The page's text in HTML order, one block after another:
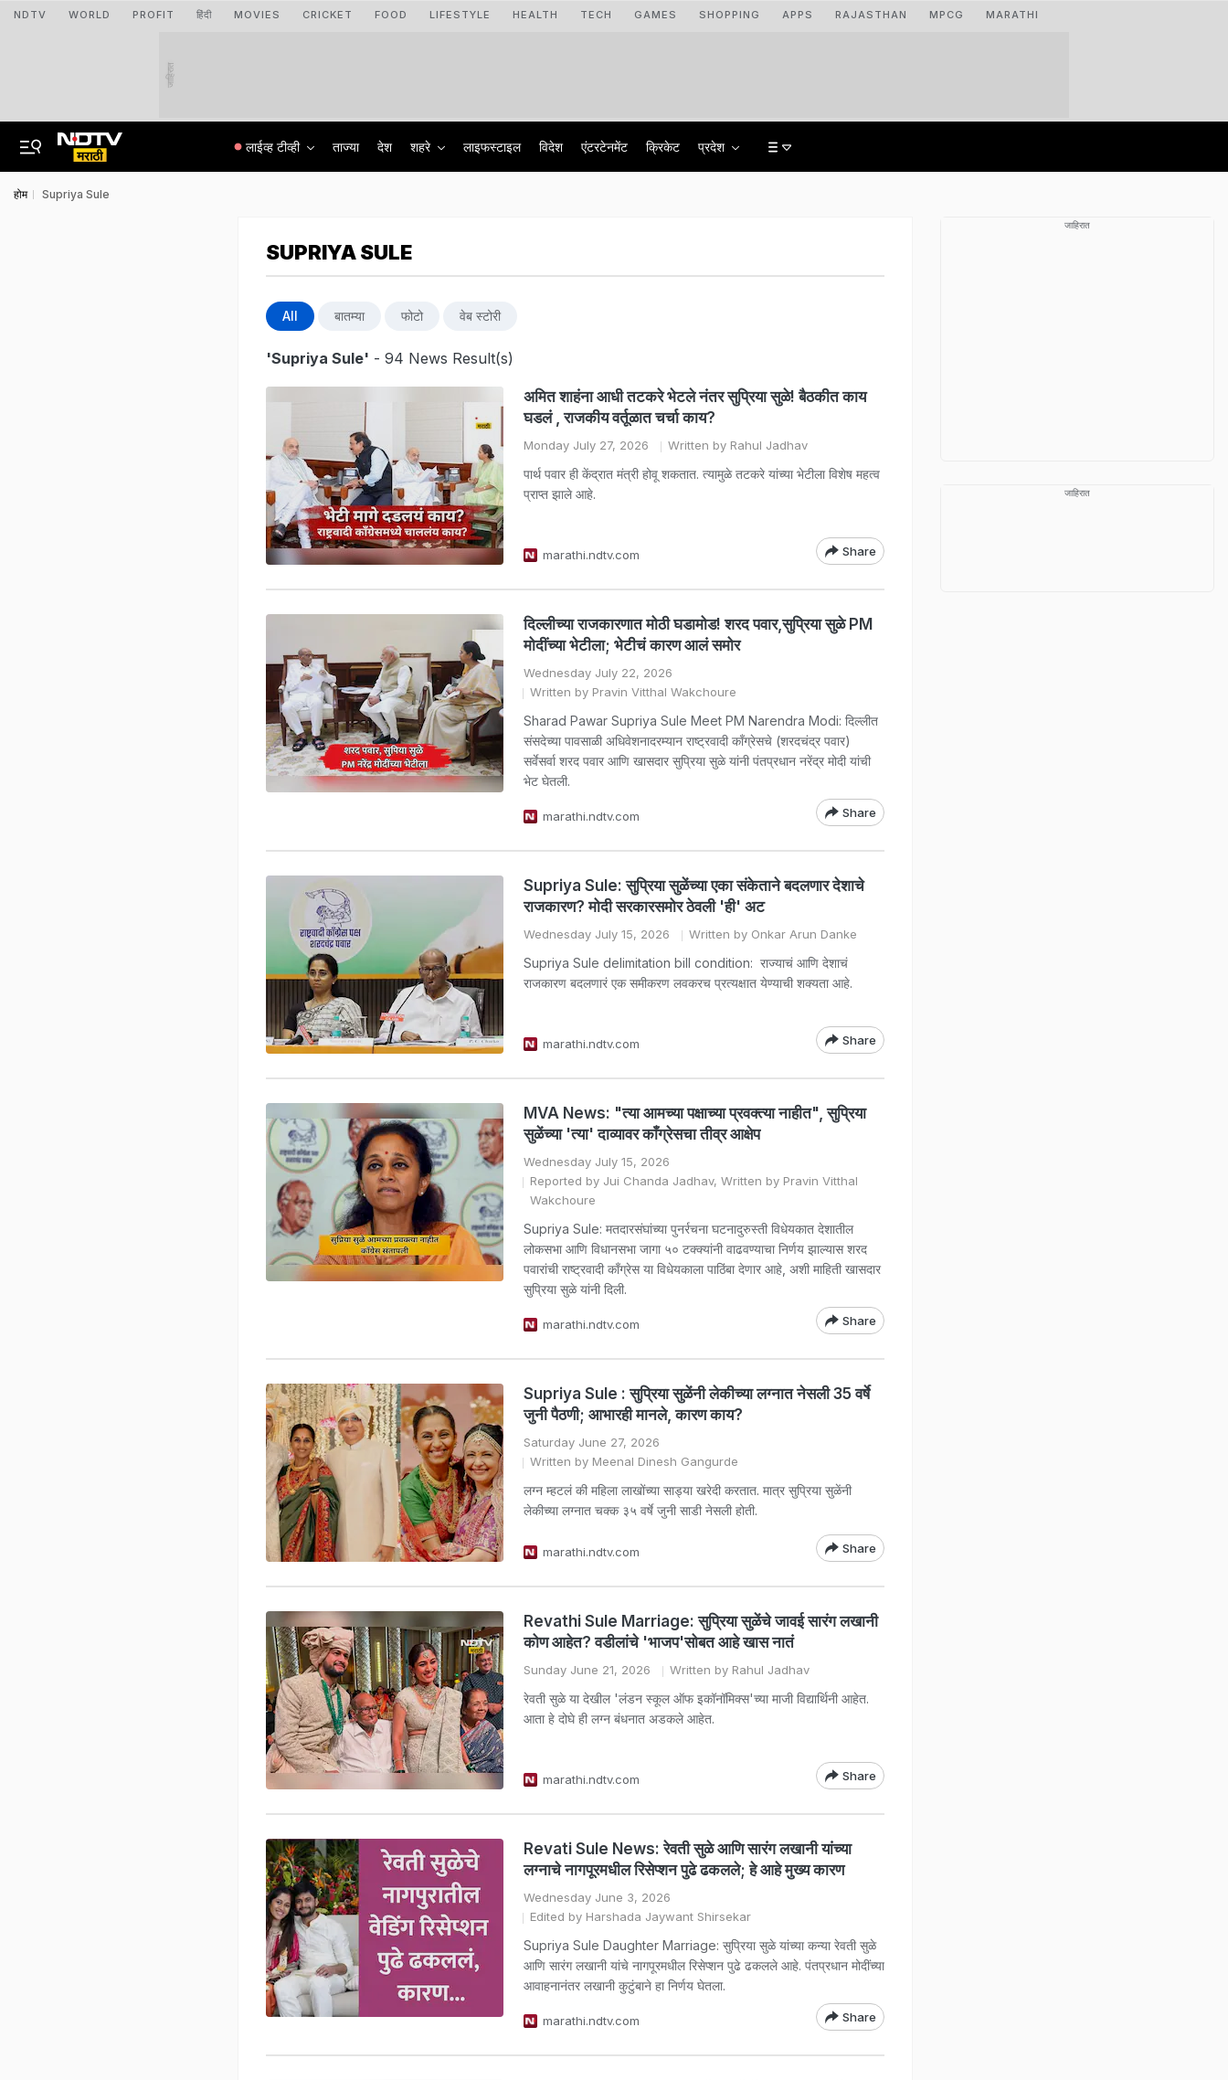
NDTV WORLD PROFIT हिंदी MOVIES CRICKET FOOD LIFESTYLE HEALTH TECH GAMES SHOPPING APPS RAJASTHAN MPCG MARATHI
जाहिरात
लाईव्ह टीव्ही ताज्या देश शहरे लाइफस्टाइल विदेश एंटरटेनमेंट क्रिकेट प्रदेश
होम Supriya Sule
SUPRIYA SULE
All बातम्या फोटो वेब स्टोरी
'Supriya Sule' - 94 News Result(s)
अमित शाहंना आधी तटकरे भेटले नंतर सुप्रिया सुळे! बैठकीत काय
घडलं , राजकीय वर्तूळात चर्चा काय?
Monday July 27, 2026 Written by Rahul Jadhav
पार्थ पवार ही केंद्रात मंत्री होवू शकतात. त्यामुळे तटकरे यांच्या भेटीला विशेष महत्व
प्राप्त झाले आहे.
marathi.ndtv.com Share
दिल्लीच्या राजकारणात मोठी घडामोड! शरद पवार,सुप्रिया सुळे PM
मोदींच्या भेटीला; भेटीचं कारण आलं समोर
Wednesday July 22, 2026
Written by Pravin Vitthal Wakchoure
Sharad Pawar Supriya Sule Meet PM Narendra Modi: दिल्लीत
संसदेच्या पावसाळी अधिवेशनादरम्यान राष्ट्रवादी काँग्रेसचे (शरदचंद्र पवार)
सर्वेसर्वा शरद पवार आणि खासदार सुप्रिया सुळे यांनी पंतप्रधान नरेंद्र मोदी यांची
भेट घेतली.
marathi.ndtv.com Share
Supriya Sule: सुप्रिया सुळेंच्या एका संकेताने बदलणार देशाचे
राजकारण? मोदी सरकारसमोर ठेवली 'ही' अट
Wednesday July 15, 2026 Written by Onkar Arun Danke
Supriya Sule delimitation bill condition: राज्याचं आणि देशाचं
राजकारण बदलणारं एक समीकरण लवकरच प्रत्यक्षात येण्याची शक्यता आहे.
marathi.ndtv.com Share
MVA News: "त्या आमच्या पक्षाच्या प्रवक्त्या नाहीत", सुप्रिया
सुळेंच्या 'त्या' दाव्यावर काँग्रेसचा तीव्र आक्षेप
Wednesday July 15, 2026
Reported by Jui Chanda Jadhav, Written by Pravin Vitthal
Wakchoure
Supriya Sule: मतदारसंघांच्या पुनर्रचना घटनादुरुस्ती विधेयकात देशातील
लोकसभा आणि विधानसभा जागा ५० टक्क्यांनी वाढवण्याचा निर्णय झाल्यास शरद
पवारांची राष्ट्रवादी काँग्रेस या विधेयकाला पाठिंबा देणार आहे, अशी माहिती खासदार
सुप्रिया सुळे यांनी दिली.
marathi.ndtv.com Share
Supriya Sule : सुप्रिया सुळेंनी लेकीच्या लग्नात नेसली 35 वर्षे
जुनी पैठणी; आभारही मानले, कारण काय?
Saturday June 27, 2026
Written by Meenal Dinesh Gangurde
लग्न म्हटलं की महिला लाखोंच्या साड्या खरेदी करतात. मात्र सुप्रिया सुळेंनी
लेकीच्या लग्नात चक्क ३५ वर्षे जुनी साडी नेसली होती.
marathi.ndtv.com Share
Revathi Sule Marriage: सुप्रिया सुळेंचे जावई सारंग लखानी
कोण आहेत? वडीलांचे 'भाजप'सोबत आहे खास नातं
Sunday June 21, 2026 Written by Rahul Jadhav
रेवती सुळे या देखील 'लंडन स्कूल ऑफ इकॉनॉमिक्स'च्या माजी विद्यार्थिनी आहेत.
आता हे दोघे ही लग्न बंधनात अडकले आहेत.
marathi.ndtv.com Share
Revati Sule News: रेवती सुळे आणि सारंग लखानी यांच्या
लग्नाचे नागपूरमधील रिसेप्शन पुढे ढकलले; हे आहे मुख्य कारण
Wednesday June 3, 2026
Edited by Harshada Jaywant Shirsekar
Supriya Sule Daughter Marriage: सुप्रिया सुळे यांच्या कन्या रेवती सुळे
आणि सारंग लखानी यांचे नागपूरमधील रिसेप्शन पुढे ढकलले आहे. पंतप्रधान मोदींच्या
आवाहनानंतर लखानी कुटुंबाने हा निर्णय घेतला.
marathi.ndtv.com Share
जाहिरात
जाहिरात